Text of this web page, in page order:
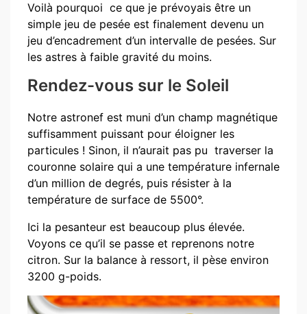
Voilà pourquoi ce que je prévoyais être un
simple jeu de pesée est finalement devenu un
jeu d’encadrement d’un intervalle de pesées. Sur
les astres à faible gravité du moins.
Rendez-vous sur le Soleil
Notre astronef est muni d’un champ magnétique
suffisamment puissant pour éloigner les
particules ! Sinon, il n’aurait pas pu traverser la
couronne solaire qui a une température infernale
d’un million de degrés, puis résister à la
température de surface de 5500°.
Ici la pesanteur est beaucoup plus élevée.
Voyons ce qu’il se passe et reprenons notre
citron. Sur la balance à ressort, il pèse environ
3200 g-poids.